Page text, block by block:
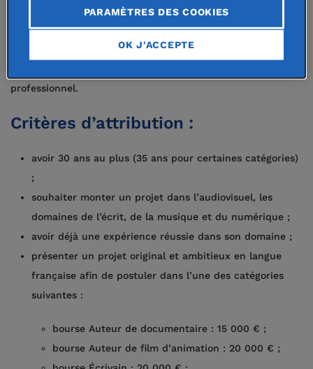
aux lauréats non seulement des moyens financiers mais
aussi le temps nécessaire pour réaliser un grand projet,
celui qui leur permettra de s’affirmer dans leur domaine.
professionnel.
Critères d’attribution :
avoir 30 ans au plus (35 ans pour certaines catégories)
;
souhaiter monter un projet dans l’audiovisuel, les
domaines de l’écrit, de la musique et du numérique ;
avoir déjà une expérience réussie dans son domaine ;
présenter un projet original et ambitieux en langue
française afin de postuler dans l’une des catégories
suivantes :
bourse Auteur de documentaire : 15 000 € ;
bourse Auteur de film d’animation : 20 000 € ;
PARAMÈTRES DES COOKIES
OK J'ACCEPTE